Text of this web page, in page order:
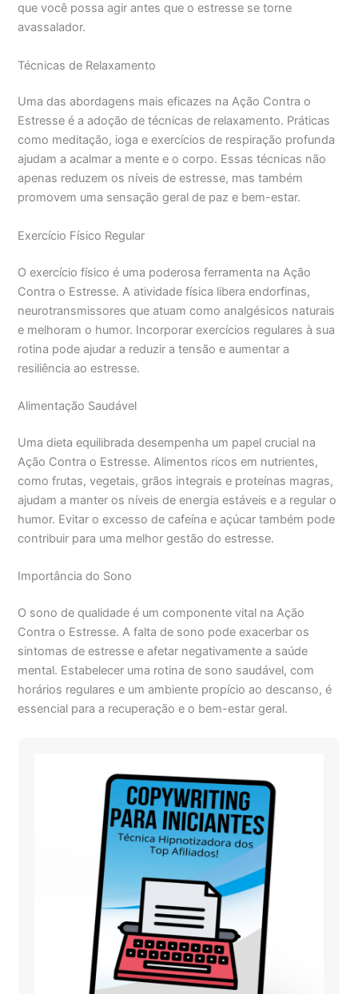
que você possa agir antes que o estresse se torne
avassalador.
Técnicas de Relaxamento
Uma das abordagens mais eficazes na Ação Contra o
Estresse é a adoção de técnicas de relaxamento. Práticas
como meditação, ioga e exercícios de respiração profunda
ajudam a acalmar a mente e o corpo. Essas técnicas não
apenas reduzem os níveis de estresse, mas também
promovem uma sensação geral de paz e bem-estar.
Exercício Físico Regular
O exercício físico é uma poderosa ferramenta na Ação
Contra o Estresse. A atividade física libera endorfinas,
neurotransmissores que atuam como analgésicos naturais
e melhoram o humor. Incorporar exercícios regulares à sua
rotina pode ajudar a reduzir a tensão e aumentar a
resiliência ao estresse.
Alimentação Saudável
Uma dieta equilibrada desempenha um papel crucial na
Ação Contra o Estresse. Alimentos ricos em nutrientes,
como frutas, vegetais, grãos integrais e proteínas magras,
ajudam a manter os níveis de energia estáveis e a regular o
humor. Evitar o excesso de cafeína e açúcar também pode
contribuir para uma melhor gestão do estresse.
Importância do Sono
O sono de qualidade é um componente vital na Ação
Contra o Estresse. A falta de sono pode exacerbar os
sintomas de estresse e afetar negativamente a saúde
mental. Estabelecer uma rotina de sono saudável, com
horários regulares e um ambiente propício ao descanso, é
essencial para a recuperação e o bem-estar geral.